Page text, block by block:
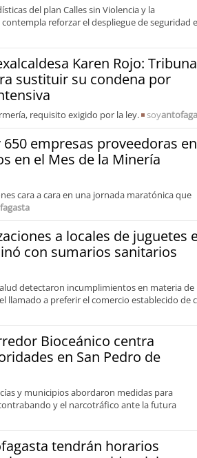
del plan Calles sin Violencia y la
reforzar el despliegue de seguridad
Karen Rojo:
sustituir su condena por
requisito exigido por la ley. soy
650 empresas proveedoras en
en el Mes de la Minería
cara a cara en una jornada maratónica que
a locales de juguetes
con sumarios sanitarios
detectaron incumplimientos en materia de
a preferir el comercio establecido de
Bioceánico centra
en San Pedro de
y municipios abordaron medidas para
y el narcotráfico ante la futura
tendrán horarios